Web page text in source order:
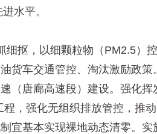
水平。
抠，以细颗粒物（PM2.5）
货车交通管控、淘汰激励政
（唐廊高速段）建设。强化
，强化无组织排放管控，推
宜基本实现裸地动态清零。